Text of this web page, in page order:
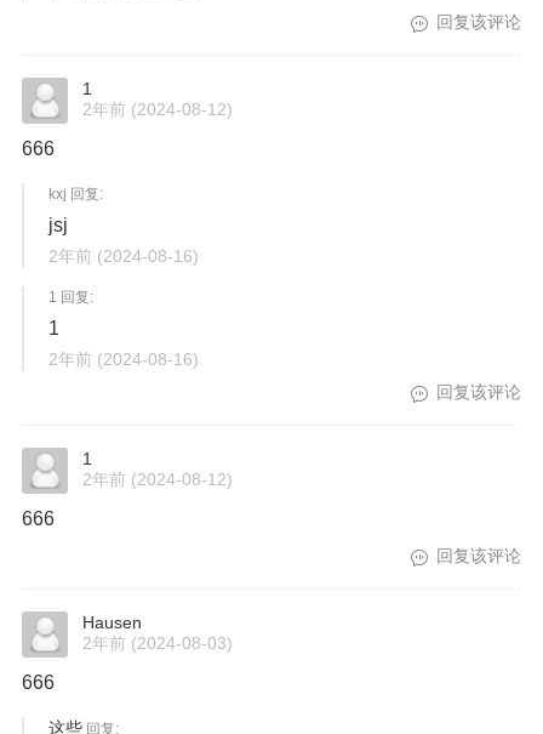
回复该评论
1
2年前 (2024-08-12)
666
kxj 回复:
jsj
2年前 (2024-08-16)
1 回复:
1
2年前 (2024-08-16)
回复该评论
1
2年前 (2024-08-12)
666
回复该评论
Hausen
2年前 (2024-08-03)
666
这些 回复: